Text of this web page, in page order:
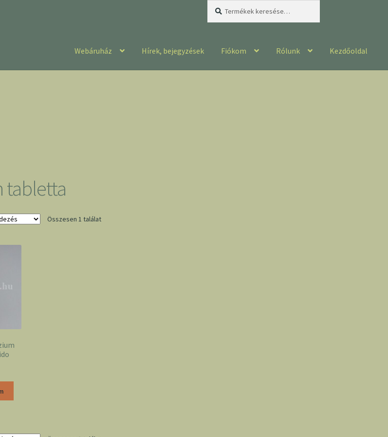
Webáruház Hírek, bejegyzések Fiókom Rólunk Kezdőoldal
tabletta
Összesen 1 találat